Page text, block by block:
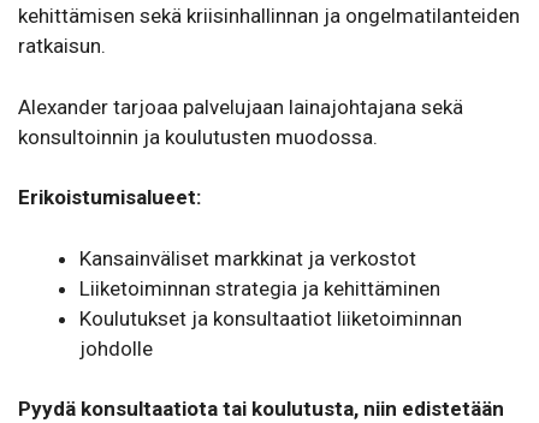
kehittämisen sekä kriisinhallinnan ja ongelmatilanteiden
ratkaisun.
Alexander tarjoaa palvelujaan lainajohtajana sekä
konsultoinnin ja koulutusten muodossa.
Erikoistumisalueet:
Kansainväliset markkinat ja verkostot
Liiketoiminnan strategia ja kehittäminen
Koulutukset ja konsultaatiot liiketoiminnan
johdolle
Pyydä konsultaatiota tai koulutusta, niin edistetään